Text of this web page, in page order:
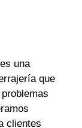
es una
que
clientes